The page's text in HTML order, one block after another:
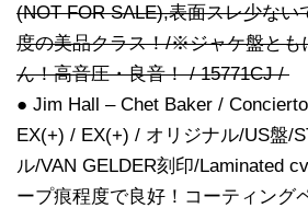
(NOT FOR SALE),表面スレ少ない
度の美品クラス！/※ジャケ盤とも
ん！高音圧・良音！ / 15771CJ /
● Jim Hall – Chet Baker /
EX(+) / EX(+) / オリジナル/US盤/
ル/VAN GELDER刻印/Laminated
ープ痕程度で良好！コーティング